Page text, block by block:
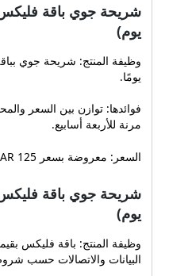
يوم)
يومًا.
فوائدها: توازن بين السعر
مرنة للأربعة أسابيع.
السعر: معروضة بسعر 125 SAR.
يوم)
البيانات والاتصالات حسب